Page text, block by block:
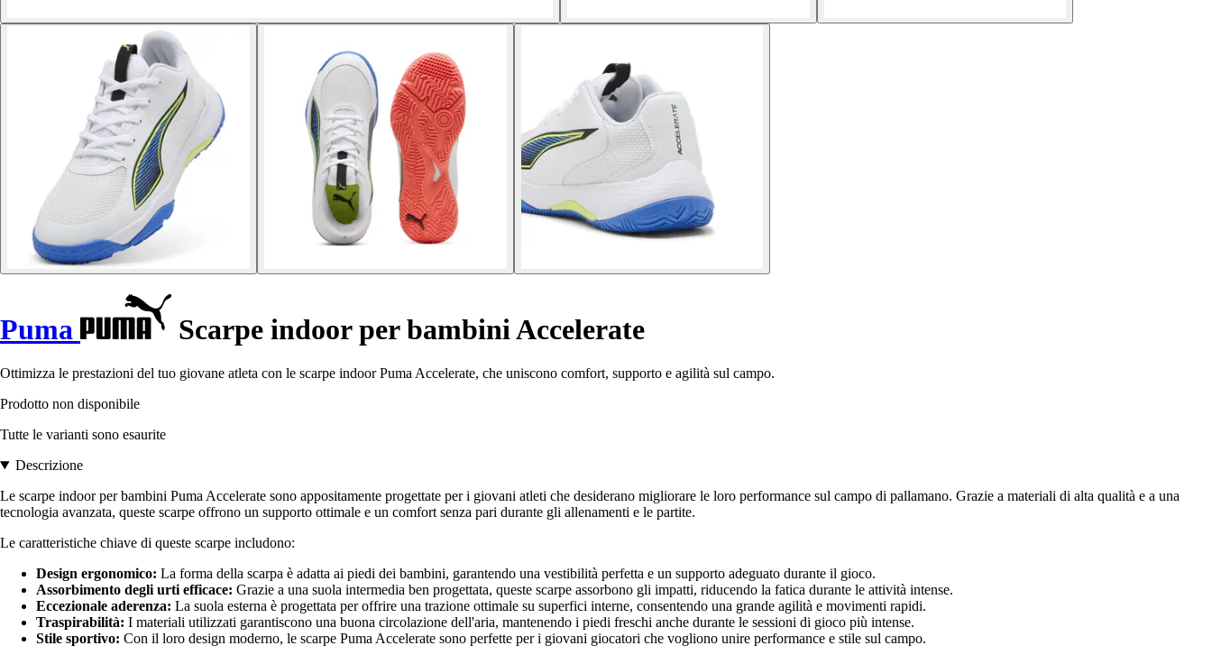
Puma Scarpe indoor per bambini Accelerate
Ottimizza le prestazioni del tuo giovane atleta con le scarpe indoor Puma Accelerate, che uniscono comfort, supporto e agilità sul campo.
Prodotto non disponibile
Tutte le varianti sono esaurite
Descrizione
Le scarpe indoor per bambini Puma Accelerate sono appositamente progettate per i giovani atleti che desiderano migliorare le loro performance sul campo di pallamano. Grazie a materiali di alta qualità e a una
tecnologia avanzata, queste scarpe offrono un supporto ottimale e un comfort senza pari durante gli allenamenti e le partite.
Le caratteristiche chiave di queste scarpe includono:
Design ergonomico: La forma della scarpa è adatta ai piedi dei bambini, garantendo una vestibilità perfetta e un supporto adeguato durante il gioco.
Assorbimento degli urti efficace: Grazie a una suola intermedia ben progettata, queste scarpe assorbono gli impatti, riducendo la fatica durante le attività intense.
Eccezionale aderenza: La suola esterna è progettata per offrire una trazione ottimale su superfici interne, consentendo una grande agilità e movimenti rapidi.
Traspirabilità: I materiali utilizzati garantiscono una buona circolazione dell'aria, mantenendo i piedi freschi anche durante le sessioni di gioco più intense.
Stile sportivo: Con il loro design moderno, le scarpe Puma Accelerate sono perfette per i giovani giocatori che vogliono unire performance e stile sul campo.